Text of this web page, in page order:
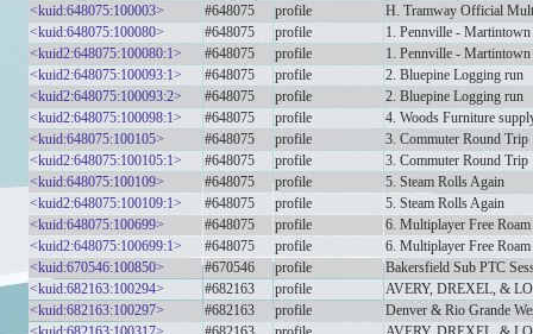
<kuid:648075:100003>
#648075 profile
H. Tramway Official
<kuid:648075:100080>
#648075 profile
1. Pennville - Martintown
<kuid2:648075:100080:1>
#648075 profile
1. Pennville - Martintown
<kuid2:648075:100093:1>
#648075 profile
2. Bluepine Logging run
<kuid2:648075:100093:2>
#648075 profile
2. Bluepine Logging run
<kuid2:648075:100098:1>
#648075 profile
4. Woods Furniture
<kuid:648075:100105>
#648075 profile
3. Commuter Round Trip
<kuid2:648075:100105:1>
#648075 profile
3. Commuter Round Trip
<kuid:648075:100109>
#648075 profile
5. Steam Rolls Again
<kuid2:648075:100109:1>
#648075 profile
5. Steam Rolls Again
<kuid:648075:100699>
#648075 profile
6. Multiplayer Free Roam
<kuid2:648075:100699:1>
#648075 profile
6. Multiplayer Free Roam
<kuid:670546:100850>
#670546 profile
Bakersfield Sub PTC
<kuid:682163:100294>
#682163 profile
AVERY, DREXEL, &
<kuid:682163:100297>
#682163 profile
Denver & Rio Grande